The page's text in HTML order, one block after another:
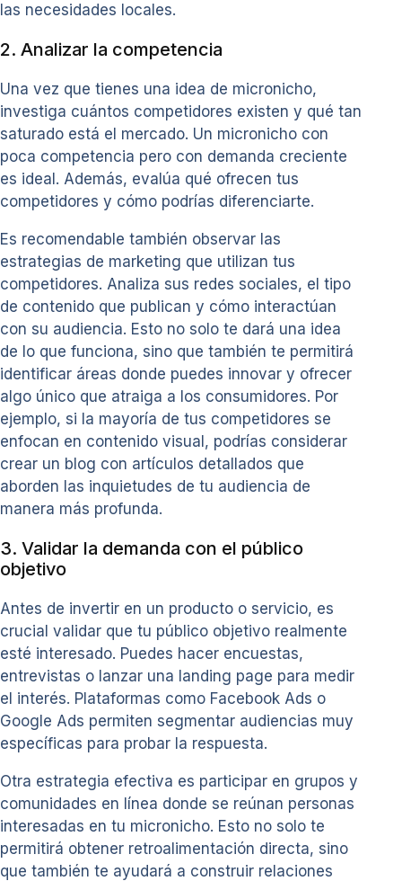
las necesidades locales.
2. Analizar la competencia
Una vez que tienes una idea de micronicho,
investiga cuántos competidores existen y qué tan
saturado está el mercado. Un micronicho con
poca competencia pero con demanda creciente
es ideal. Además, evalúa qué ofrecen tus
competidores y cómo podrías diferenciarte.
Es recomendable también observar las
estrategias de marketing que utilizan tus
competidores. Analiza sus redes sociales, el tipo
de contenido que publican y cómo interactúan
con su audiencia. Esto no solo te dará una idea
de lo que funciona, sino que también te permitirá
identificar áreas donde puedes innovar y ofrecer
algo único que atraiga a los consumidores. Por
ejemplo, si la mayoría de tus competidores se
enfocan en contenido visual, podrías considerar
crear un blog con artículos detallados que
aborden las inquietudes de tu audiencia de
manera más profunda.
3. Validar la demanda con el público
objetivo
Antes de invertir en un producto o servicio, es
crucial validar que tu público objetivo realmente
esté interesado. Puedes hacer encuestas,
entrevistas o lanzar una landing page para medir
el interés. Plataformas como Facebook Ads o
Google Ads permiten segmentar audiencias muy
específicas para probar la respuesta.
Otra estrategia efectiva es participar en grupos y
comunidades en línea donde se reúnan personas
interesadas en tu micronicho. Esto no solo te
permitirá obtener retroalimentación directa, sino
que también te ayudará a construir relaciones